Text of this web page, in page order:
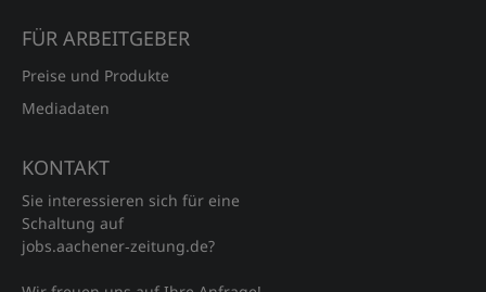
FÜR ARBEITGEBER
Preise und Produkte
Mediadaten
KONTAKT
Sie interessieren sich für eine
Schaltung auf
jobs.aachener‑zeitung.de?